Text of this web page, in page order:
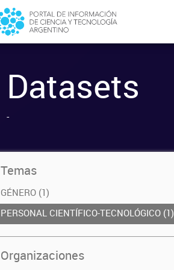
Datasets
-
Temas
GÉNERO (1)
PERSONAL CIENTÍFICO-TECNOLÓGICO (1)
Organizaciones